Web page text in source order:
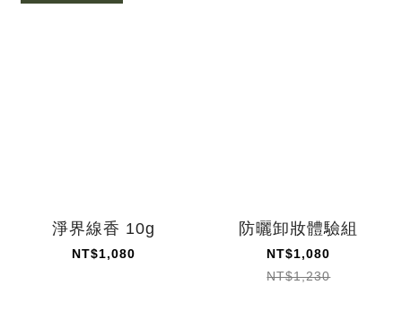
淨界線香 10g
NT$1,080
防曬卸妝體驗組
NT$1,080
NT$1,230